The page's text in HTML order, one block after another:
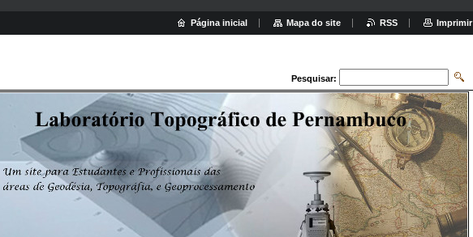
Pesquisar:
Página inicial Mapa do site RSS Imprimir